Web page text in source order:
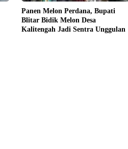
Panen Melon Perdana, Bupati
Blitar Bidik Melon Desa
Kalitengah Jadi Sentra Unggulan